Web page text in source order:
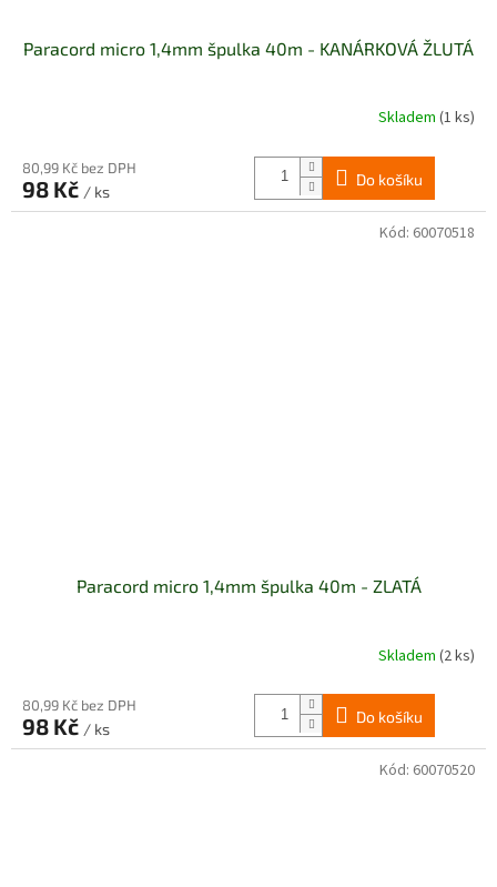
Paracord micro 1,4mm špulka 40m - KANÁRKOVÁ ŽLUTÁ
Skladem (1 ks)
80,99 Kč bez DPH
98 Kč / ks
Do košíku
Paracord micro 1,4mm špulka 40m - ZLATÁ
Skladem (2 ks)
80,99 Kč bez DPH
98 Kč / ks
Do košíku
Kód: 60070518
Kód: 60070520